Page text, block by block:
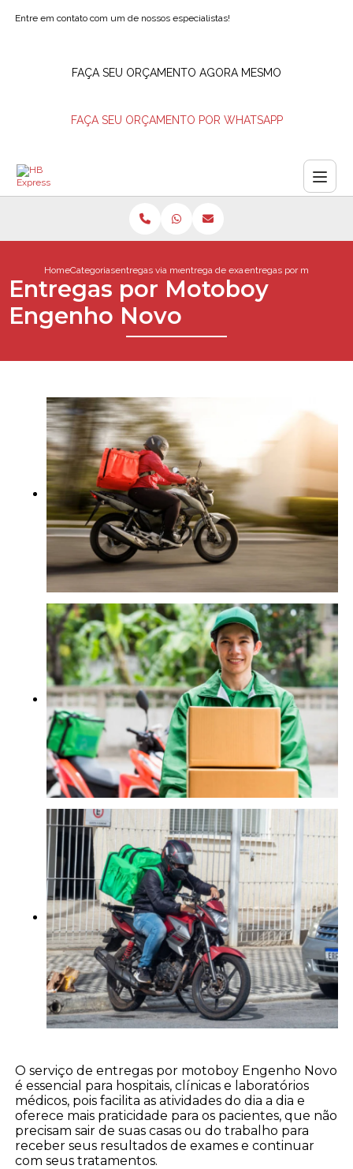
Entre em contato com um de nossos especialistas!
FAÇA SEU ORÇAMENTO AGORA MESMO
FAÇA SEU ORÇAMENTO POR WHATSAPP
HomeCategoriasentregas via motoboyentrega de exames via motoboy
entregas por motoboy
Entregas por Motoboy
Engenho Novo
O serviço de entregas por motoboy Engenho Novo
é essencial para hospitais, clínicas e laboratórios
médicos, pois facilita as atividades do dia a dia e
oferece mais praticidade para os pacientes, que não
precisam sair de suas casas ou do trabalho para
receber seus resultados de exames e continuar
com seus tratamentos.